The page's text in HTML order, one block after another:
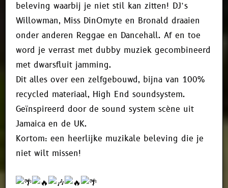
beleving waarbij je niet stil kan zitten! DJ’s
Willowman, Miss DinOmyte en Bronald draaien
onder anderen Reggae en Dancehall. Af en toe
word je verrast met dubby muziek gecombineerd
met dwarsfluit jamming.
Dit alles over een zelfgebouwd, bijna van 100%
recycled materiaal, High End soundsystem.
Geïnspireerd door de sound system scène uit
Jamaica en de UK.
Kortom: een heerlijke muzikale beleving die je
niet wilt missen!